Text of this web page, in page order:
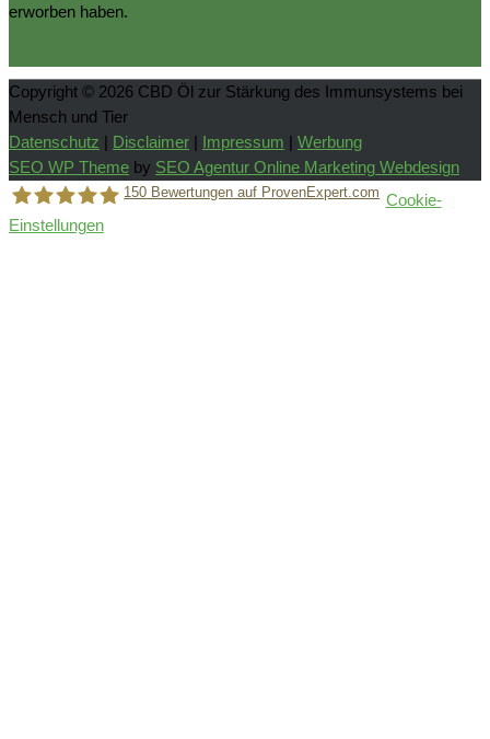
erworben haben.
Copyright © 2026 CBD Öl zur Stärkung des Immunsystems bei
Mensch und Tier
Datenschutz
Disclaimer Impressum
Werbung
SEO WP Theme by SEO Agentur Online Marketing Webdesign
150 Bewertungen auf ProvenExpert.com Cookie-
Einstellungen